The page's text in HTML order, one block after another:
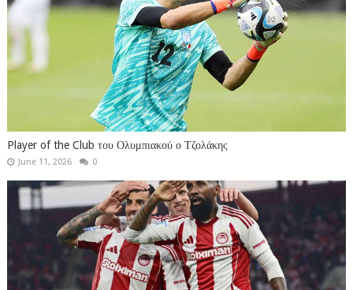
Player of the Club του Ολυμπιακού ο Τζολάκης
June 11, 2026 0